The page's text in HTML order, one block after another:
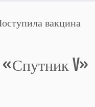
вакцина
V»